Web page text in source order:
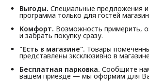
Выгоды. Специальные предложения
программа только для гостей
Комфорт. Возможность примерить,
и забрать покупку сразу.
"Есть в магазине". Товары
представлены эксклюзивно в
Бесплатная парковка. Сообщите
вашем приезде — мы оформим для